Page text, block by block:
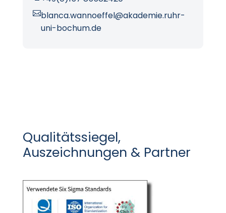
blanca.wannoeffel@akademie.ruhr-
uni-bochum.de
Qualitätssiegel,
Auszeichnungen & Partner